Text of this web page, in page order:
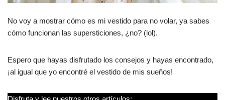
No voy a mostrar cómo es mi vestido para no volar, ya sabes
cómo funcionan las supersticiones, ¿no? (lol).
Espero que hayas disfrutado los consejos y hayas encontrado,
¡al igual que yo encontré el vestido de mis sueños!